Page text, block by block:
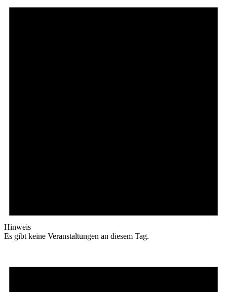
Hinweis
Es gibt keine Veranstaltungen an diesem Tag.